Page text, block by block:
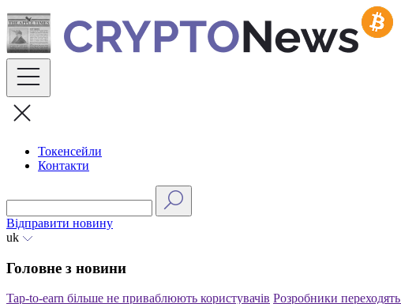
Skip
to
content
Токенсейли
Контакти
Відправити новину
uk
Головне з новини
Tap-to-earn більше не приваблюють користувачів Розробники